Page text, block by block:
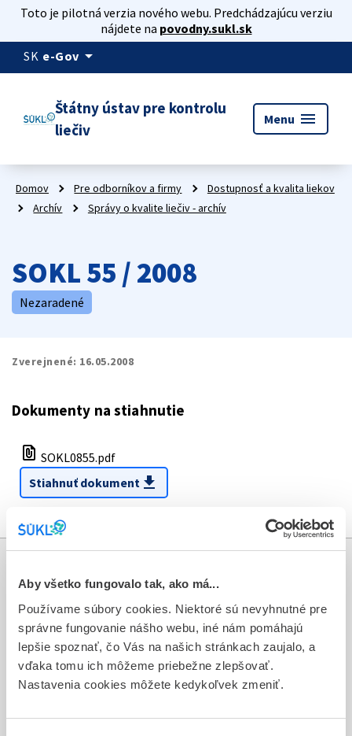
Aby všetko fungovalo tak, ako má...
Používame súbory cookies. Niektoré sú nevyhnutné pre
správne fungovanie nášho webu, iné nám pomáhajú
lepšie spoznať, čo Vás na našich stránkach zaujalo, a
vďaka tomu ich môžeme priebežne zlepšovať.
Nastavenia cookies môžete kedykoľvek zmeniť.
Toto je pilotná verzia nového webu. Predchádzajúcu verziu
nájdete na povodny.sukl.sk
SK e-Gov arrow_drop_down
Štátny ústav pre kontrolu
liečiv
Menu menu
Domov Pre odborníkov a firmy
Dostupnosť a kvalita liekov
Archív
Správy o kvalite liečiv - archív
SOKL 55 / 2008
Nezaradené
Zverejnené: 16.05.2008
Dokumenty na stiahnutie
file_present SOKL0855.pdf
Stiahnuť dokument download
Aktuality
Dotazník spokojnosti zákazníka
Sťažnosti a petície